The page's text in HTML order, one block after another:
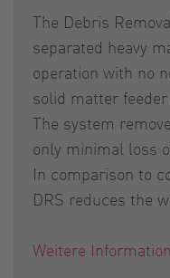
The Debris
separated heavy
operation with no
solid matter
The system
only minimal loss
In comparison to
DRS reduces the
Weitere